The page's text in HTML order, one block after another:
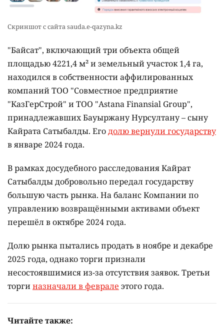
Скриншот с сайта sauda.e-qazyna.kz
"Байсат", включающий три объекта общей
площадью 4221,4 м² и земельный участок 1,4 га,
находился в собственности аффилированных
компаний ТОО "Совместное предприятие
"КазГерСтрой" и ТОО "Astana Finansial Group",
принадлежавших Бауыржану Нурсултану – сыну
Кайрата Сатыбалды. Егодолю вернули государству
в январе 2024 года.
В рамках досудебного расследования Кайрат
Сатыбалды добровольно передал государству
большую часть рынка. На баланс Компании по
управлению возвращёнными активами объект
перешёл в октябре 2024 года.
Долю рынка пытались продать в ноябре и декабре
2025 года, однако торги признали
несостоявшимися из-за отсутствия заявок. Третьи
торгиназначали в феврале этого года.
Читайте также: